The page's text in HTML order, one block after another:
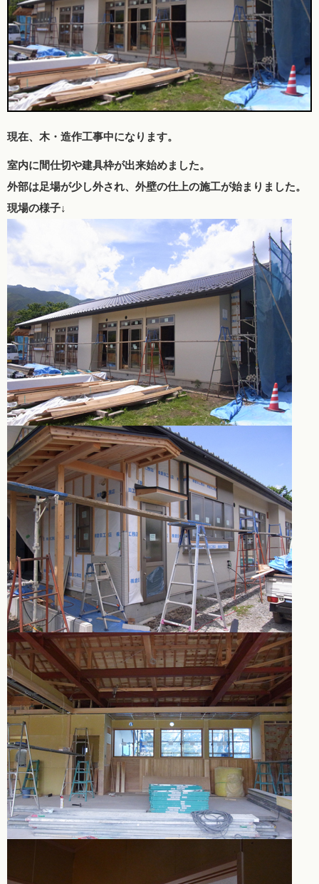
現在、木・造作工事中になります。
室内に間仕切や建具枠が出来始めました。
外部は足場が少し外され、外壁の仕上の施工が始まりました。
現場の様子↓